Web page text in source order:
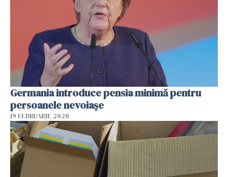
Germania introduce pensia minimă pentru
persoanele nevoiașe
19 FEBRUARIE 2020